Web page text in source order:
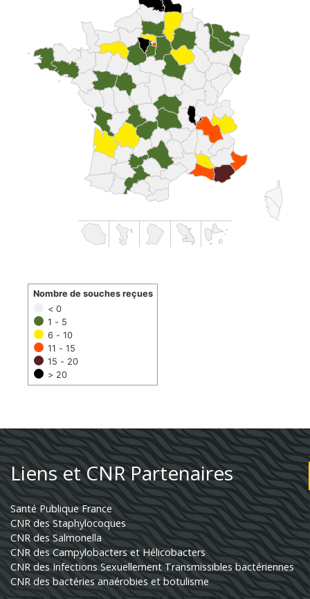
< 0
1 - 5
6 - 10
11 - 15
15 - 20
> 20
Nombre de souches reçues
Liens et CNR Partenaires
Santé Publique France
CNR des Staphylocoques
CNR des Salmonella
CNR des Campylobacters et Hélicobacters
CNR des Infections Sexuellement Transmissibles bactériennes
CNR des bactéries anaérobies et botulisme